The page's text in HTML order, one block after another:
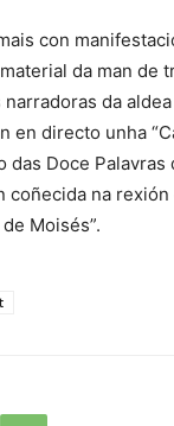
con
da man de
da
en directo unha
das Doce Palavras
coñecida na
Moisés”.